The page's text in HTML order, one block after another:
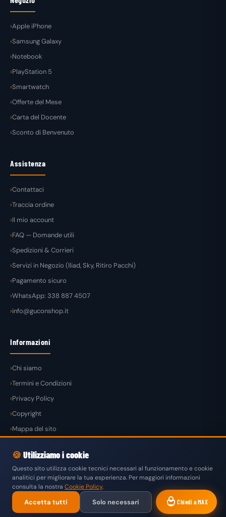
Apple iPhone
Samsung Galaxy
Notebook
PlayStation 5
Smartwatch
Offerte del Mese
Carta del Docente
Sconto di Benvenuto
Assistenza
Contattaci
Traccia ordine
Il mio account
FAQ — Domande utili
Spedizioni & Corrieri
Servizi in Negozio (Iliad, Sky, Ritiro Pacchi)
Pagamento sicuro
WhatsApp: 338 887 4507
info@guconshop.it
Informazioni
Chi siamo
Termini e Condizioni
Privacy Policy
Copyright
Mappa del sito
© 2026 GuconShopdi Guglielmo Conte — Tutti i diritti riservati.
VISA MASTERCARD PAYPAL KLARNA SATISPAY
BONIFICO Chiedi a MAX
🍪 Utilizziamo i cookie
Questo sito utilizza cookie tecnici necessari al funzionamento e cookie
analitici per migliorare la tua esperienza. Per maggiori informazioni
consulta la nostra Cookie Policy.
Accetta tutti Solo necessari